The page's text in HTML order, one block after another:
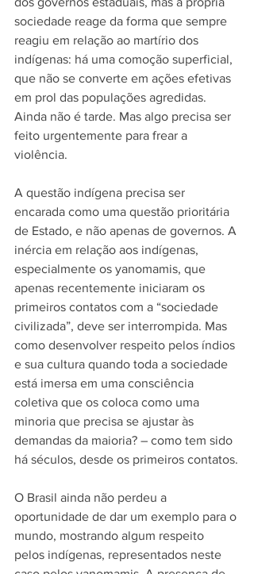
sociedade reage da forma que sempre
reagiu em relação ao martírio dos
indígenas: há uma comoção superficial,
que não se converte em ações efetivas
em prol das populações agredidas.
Ainda não é tarde. Mas algo precisa ser
feito urgentemente para frear a
violência.
A questão indígena precisa ser
encarada como uma questão prioritária
de Estado, e não apenas de governos. A
inércia em relação aos indígenas,
especialmente os yanomamis, que
apenas recentemente iniciaram os
primeiros contatos com a “sociedade
civilizada”, deve ser interrompida. Mas
como desenvolver respeito pelos índios
e sua cultura quando toda a sociedade
está imersa em uma consciência
coletiva que os coloca como uma
minoria que precisa se ajustar às
demandas da maioria? – como tem sido
há séculos, desde os primeiros contatos.
O Brasil ainda não perdeu a
oportunidade de dar um exemplo para o
mundo, mostrando algum respeito
pelos indígenas, representados neste